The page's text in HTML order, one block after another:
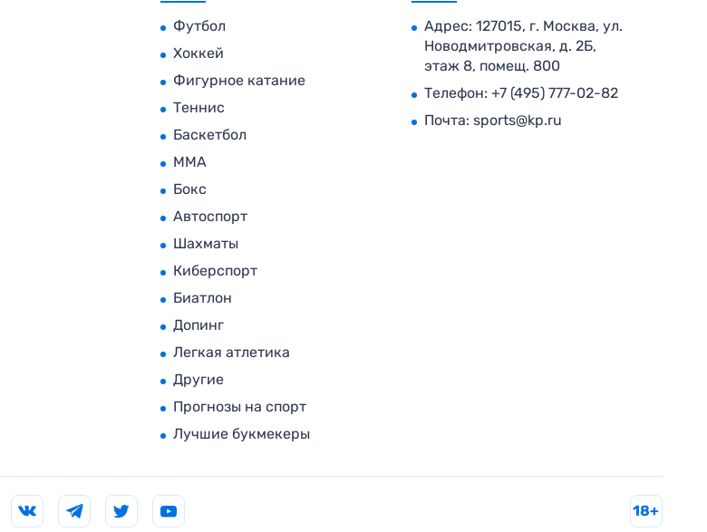
Футбол
Хоккей
Фигурное катание
Теннис
Баскетбол
MMA
Бокс
Автоспорт
Шахматы
Киберспорт
Биатлон
Допинг
Легкая атлетика
Другие
Прогнозы на спорт
Лучшие букмекеры
Адрес: 127015, г. Москва, ул.
Новодмитровская, д. 2Б,
этаж 8, помещ. 800
Телефон: +7 (495) 777-02-82
Почта: sports@kp.ru
18+